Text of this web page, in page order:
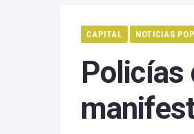
Edo Mex
Hidalgo
Michoacan
CAPITAL NOTICIAS
Policías